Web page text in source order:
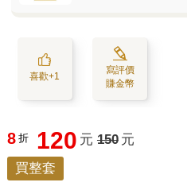
喜歡+1
寫評價
賺金幣
8 折 120 元 150 元
買整套